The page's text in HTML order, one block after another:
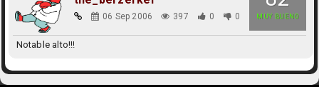
MUY BUENO
06 Sep 2006 397 0 0
Notable alto!!!